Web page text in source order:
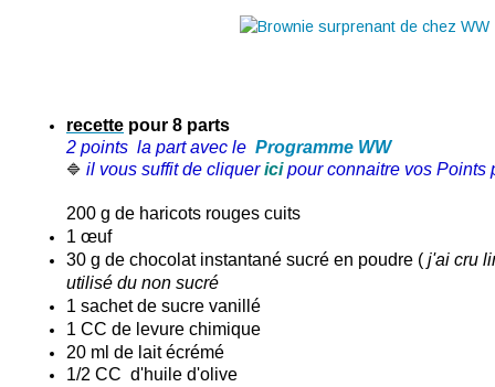
recette pour 8 parts
2 points la part avec le Programme WW
🔷 il vous suffit de cliquer icipour connaitre vos Points
200 g de haricots rouges cuits
1 œuf
30 g de chocolat instantané sucré en poudre ( j'ai cru
utilisé du non sucré
1 sachet de sucre vanillé
1 CC de levure chimique
20 ml de lait écrémé
1/2 CC d'huile d'olive